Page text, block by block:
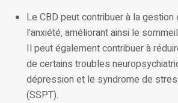
Le CBD peut contribuer à la
l’anxiété, améliorant ainsi le
Il peut également contribuer à
de certains troubles
dépression et le syndrome de
(SSPT).